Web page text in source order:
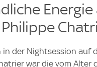
in der Nightsession auf
war die vom Alter